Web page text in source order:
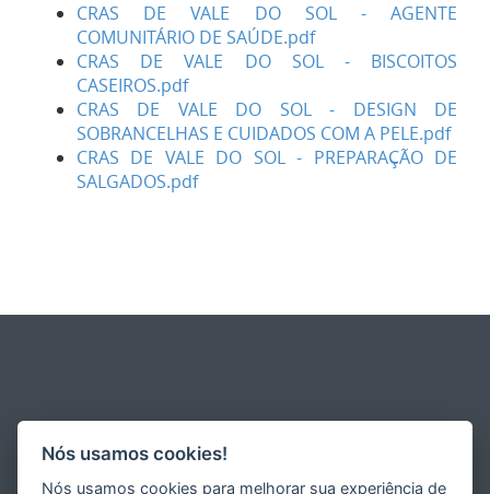
CRAS DE VALE DO SOL - AGENTE
COMUNITÁRIO DE SAÚDE.pdf
CRAS DE VALE DO SOL - BISCOITOS
CASEIROS.pdf
CRAS DE VALE DO SOL - DESIGN DE
SOBRANCELHAS E CUIDADOS COM A PELE.pdf
CRAS DE VALE DO SOL - PREPARAÇÃO DE
SALGADOS.pdf
Nós usamos cookies!
Nós usamos cookies para melhorar sua experiência de